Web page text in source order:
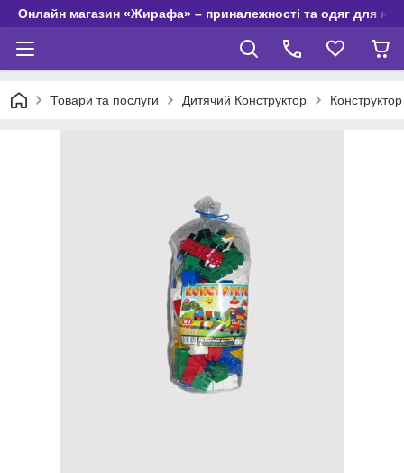
Онлайн магазин «Жирафа» – приналежності та одяг для
Товари та послуги Дитячий Конструктор